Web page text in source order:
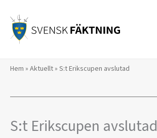
innehåll
Hem » Aktuellt» S:t Erikscupen avslutad
S:t Erikscupen avslutad